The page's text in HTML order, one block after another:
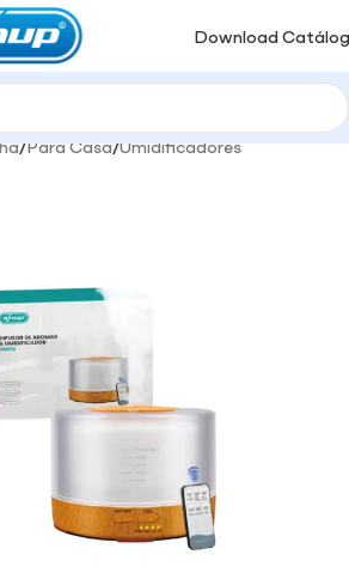
Download
/Para Casa/Umidificadores